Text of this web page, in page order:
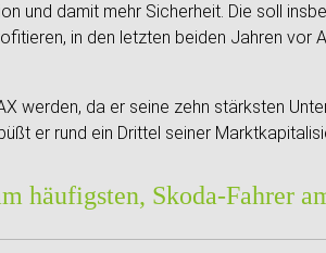
und damit mehr Sicherheit. Die soll
in den letzten beiden Jahren vor
werden, da er seine zehn stärksten
er rund ein Drittel seiner
häufigsten, Skoda-Fahrer